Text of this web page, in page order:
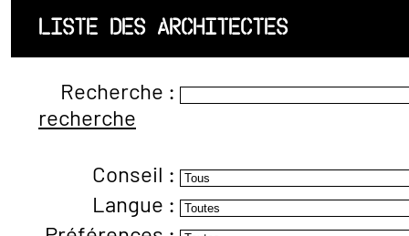
ACCUEIL
LISTE DES
ARCHITECTES
JURISPRUDENCE
ANNEXE 4 CODT
LISTE DES ARCHITECTES
Recherche :
recherche
Conseil :
Langue :